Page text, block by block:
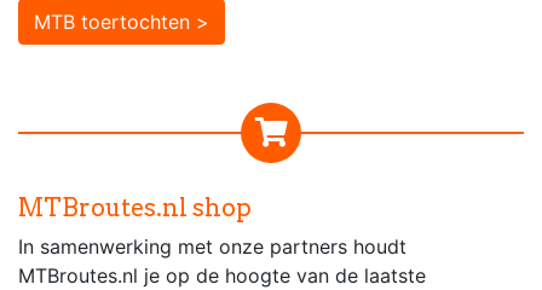
MTB toertochten >
MTBroutes.nl shop
In samenwerking met onze partners houdt
MTBroutes.nl je op de hoogte van de laatste